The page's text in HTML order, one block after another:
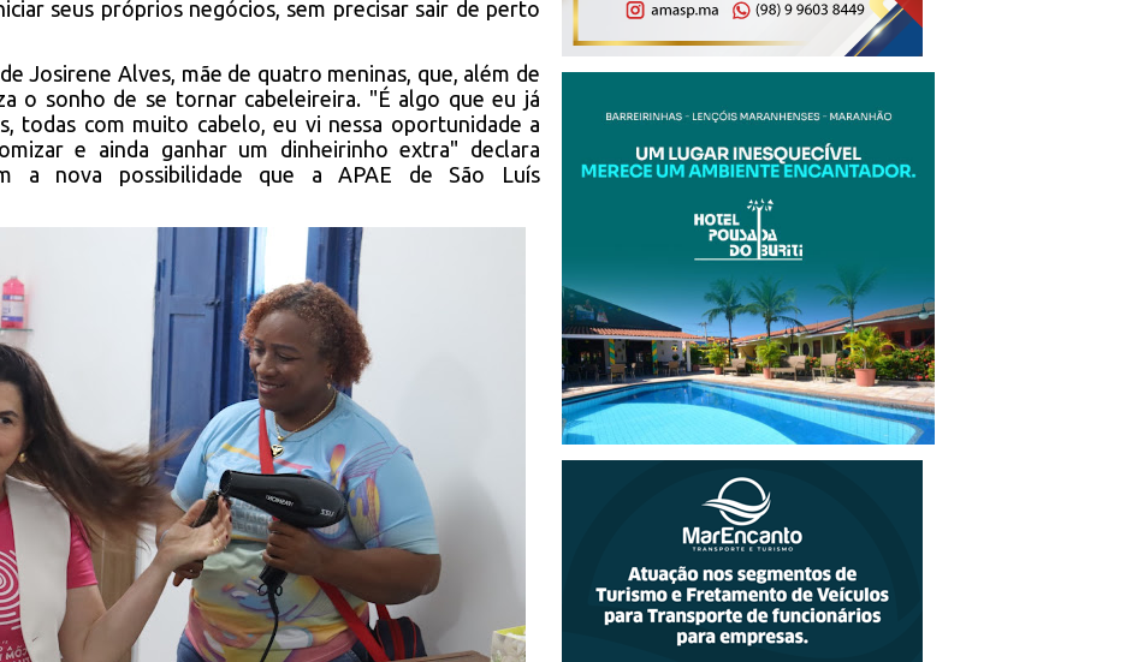
seus próprios negócios, sem precisar sair de perto
Josirene Alves, mãe de quatro meninas, que, além de
o sonho de se tornar cabeleireira. "É algo que eu já
todas com muito cabelo, eu vi nessa oportunidade a
e ainda ganhar um dinheirinho extra" declara
a nova possibilidade que a APAE de São Luís